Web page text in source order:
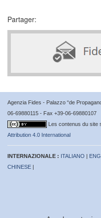
Partager:
Agenzia Fides - Palazzo “de
06-69880115 - Fax +39-06-69880107
Les contenus du site
Attribution 4.0 International
INTERNAZIONALE : ITALIANO |
CHINESE |